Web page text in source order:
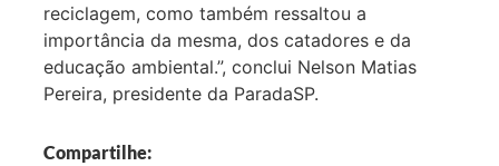
reciclagem, como também ressaltou a
importância da mesma, dos catadores e da
educação ambiental.”, conclui Nelson Matias
Pereira, presidente da ParadaSP.
Compartilhe: